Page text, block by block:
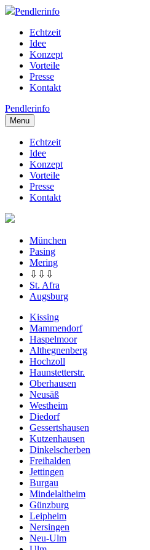
Pendlerinfo
Echtzeit
Idee
Konzept
Vorteile
Presse
Kontakt
Pendlerinfo
Menu
Echtzeit
Idee
Konzept
Vorteile
Presse
Kontakt
München
Pasing
Mering
⇩⇩⇩
St. Afra
Augsburg
Kissing
Mammendorf
Haspelmoor
Althegnenberg
Hochzoll
Haunstetterstr.
Oberhausen
Neusäß
Westheim
Diedorf
Gessertshausen
Kutzenhausen
Dinkelscherben
Freihalden
Jettingen
Burgau
Mindelaltheim
Günzburg
Leipheim
Nersingen
Neu-Ulm